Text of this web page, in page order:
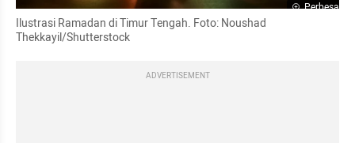
Perbesar
Ilustrasi Ramadan di Timur Tengah. Foto: Noushad
Thekkayil/Shutterstock
ADVERTISEMENT